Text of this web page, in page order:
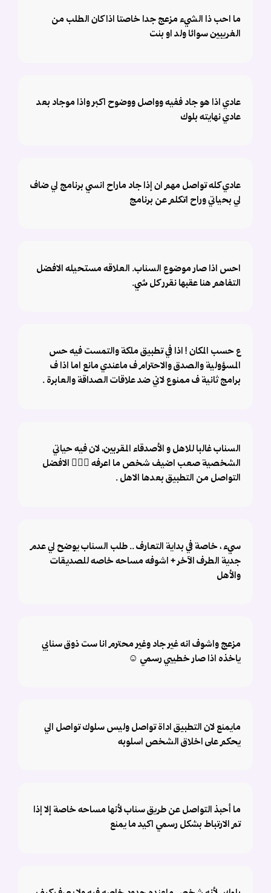
ما احب ذا الشيء مزعج جدا خاصتا اذا كان الطلب من
الغريبين سوائا ولد او بنت
عادي اذا هو جاد ففيه وواصل ووضوح اكبر واذا موجاد بعد
عادي نهايته بلوك
عادي كله تواصل مهم ان إذا جاد ماراح انسي برنامج لي ضاف
لي بحياتي وراح اتكلم عن برنامج
احس اذا صار موضوع السناب. العلاقه مستحيله الافضل
التفاهم هنا عقبها نقرر كل شي.
ع حسب المكان ! اذا في تطبيق ملكة والتمست فيه حس
المسؤولية والصدق والاحترام ف ماعندي مانع اما اذا ف
برامج ثانية ف ممنوع لاني ضد علاقات الصداقة والعابرة .
السناب غالبا للاهل و الأصدقاء المقربين، لان فيه حياتي
الشخصية صعب اضيف شخص ما اعرفه 🤷🏻‍♀️ الافضل
التواصل من التطبيق بعدها الاهل .
سيء ، خاصة في بداية التعارف .. طلب السناب يوضح لي عدم
جدية الطرف الآخر + اشوفه مساحه خاصه للصديقات
والأهل
مزعج واشوف انه غير جاد وغير محترم انا ست ذوق سنابي
ياخذه اذا صار خطيبي رسمي ☺️
مايمنع لان التطبيق اداة تواصل وليس سلوك تواصل الي
يحكم على اخلاق الشخص اسلوبه
ما أحبذ التواصل عن طريق سناب لأنها مساحه خاصة إلا إذا
تم الارتباط بشكل رسمي اكيد ما يمنع